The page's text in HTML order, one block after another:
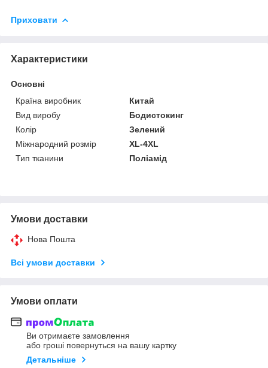
Приховати
Характеристики
Основні
Країна виробник
Китай
Вид виробу
Бодистокинг
Колір
Зелений
Міжнародний розмір
XL-4XL
Тип тканини
Поліамід
Умови доставки
Нова Пошта
Всі умови доставки
Умови оплати
Ви отримаєте замовлення
або гроші повернуться на вашу картку
Детальніше